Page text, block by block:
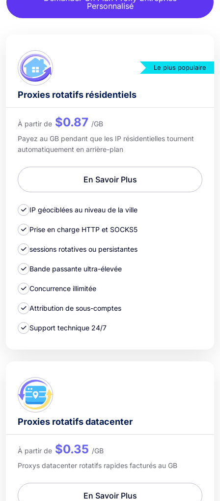
Personnalisé
Le plus populaire
Proxies rotatifs résidentiels
À partir de $0.87 /GB
Payez au GB pendant que les IP résidentielles tournent
automatiquement en arrière-plan
En Savoir Plus
IP géociblées au niveau de la ville
Prise en charge HTTP et SOCKS5
sessions rotatives ou persistantes
Bande passante ultra-élevée
Concurrence illimitée
Attribution de sous-comptes
Support technique 24/7
Proxies rotatifs datacenter
À partir de $0.35 /GB
Proxys datacenter rotatifs rapides facturés au GB
En Savoir Plus